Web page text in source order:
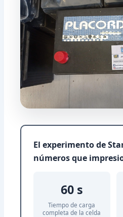
El experimento de
números que
60 s
Tiempo de carga
completa de la celda